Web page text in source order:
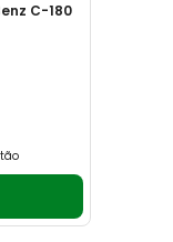
C-180